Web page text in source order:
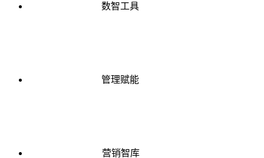
数智工具
管理赋能
营销智库